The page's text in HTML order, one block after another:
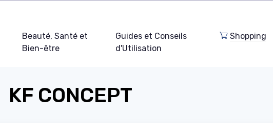
Beauté, Santé et
Bien-être
Guides et Conseils
d'Utilisation
Shopping
KF CONCEPT